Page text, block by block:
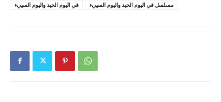
في اليوم الجيد واليوم السييء
مسلسل في اليوم الجيد واليوم السييء